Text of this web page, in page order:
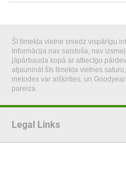
Šī tīmekļa vietne sniedz vispārīgu
Informācija nav saistoša, nav
jāpārbauda kopā ar attiecīgo
atjaunināt šīs tīmekļa vietnes
metodes var atšķirties, un
pareiza.
Legal Links